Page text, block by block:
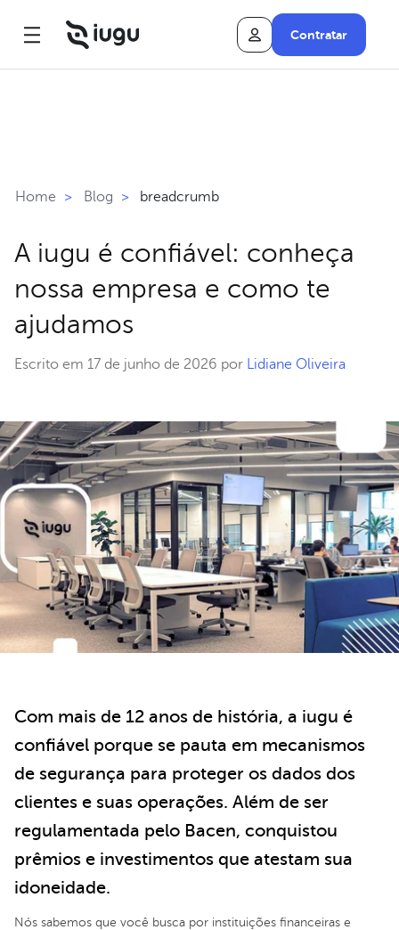
Contratar
Home > Blog > breadcrumb
A iugu é confiável: conheça
nossa empresa e como te
ajudamos
Escrito em 17 de junho de 2026 por Lidiane Oliveira
Com mais de 12 anos de história, a iugu é
confiável porque se pauta em mecanismos
de segurança para proteger os dados dos
clientes e suas operações. Além de ser
regulamentada pelo Bacen, conquistou
prêmios e investimentos que atestam sua
idoneidade.
Nós sabemos que você busca por instituições financeiras e